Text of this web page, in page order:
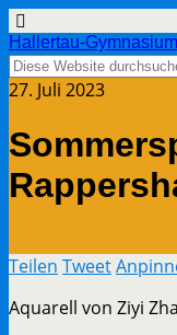
Hallertau-
27. Juli 2023
Teilen Tweet
Aquarell von Ziyi